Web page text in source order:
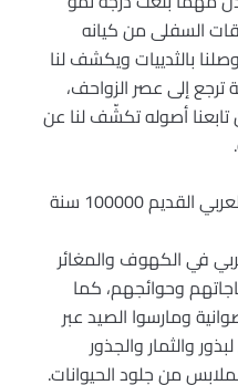
السفلى من كيانه
بالثدييات ويكشف لنا
ترجع إلى عصر الزواحف،
تابعنا أصوله تكشّف لنا عن
مجتمعات النياندرتال في المشرق العربي القديم 100000 سنة
في الكهوف والمغائر
وحوائجهم، كما
ومارسوا الصيد عبر
والثمار والجذور
من جلود الحيوانات.